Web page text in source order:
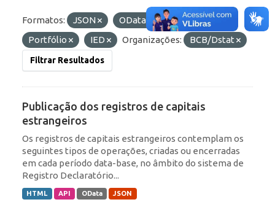
Formatos: JSON OData
Etiquetas:
Portfólio
IED Organizações: BCB/Dstat
Filtrar Resultados
Publicação dos registros de capitais
estrangeiros
Os registros de capitais estrangeiros contemplam os
seguintes tipos de operações, criadas ou encerradas
em cada período data-base, no âmbito do sistema de
Registro Declaratório...
HTML API OData JSON